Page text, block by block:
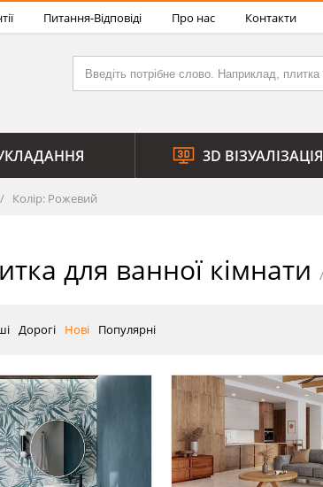
Питання-Відповіді Про нас Контакти
3D ВІЗУАЛІЗАЦІЯ
Колір: Рожевий
для ванної кімнати
Дорогі Нові Популярні